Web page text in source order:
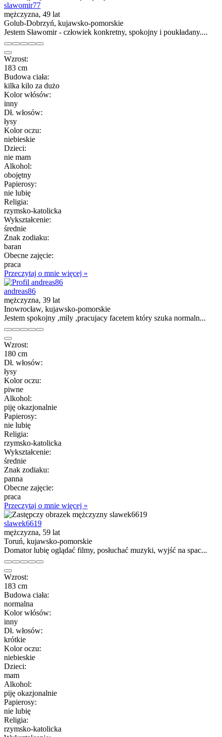
slawomir77
mężczyzna, 49 lat
Golub-Dobrzyń, kujawsko-pomorskie
Jestem Sławomir - człowiek konkretny, spokojny i poukładany....
Wzrost:
183 cm
Budowa ciała:
kilka kilo za dużo
Kolor włósów:
inny
Dł. włosów:
łysy
Kolor oczu:
niebieskie
Dzieci:
nie mam
Alkohol:
obojętny
Papierosy:
nie lubię
Religia:
rzymsko-katolicka
Wykształcenie:
średnie
Znak zodiaku:
baran
Obecne zajęcie:
praca
Przeczytaj o mnie więcej »
andreas86
mężczyzna, 39 lat
Inowrocław, kujawsko-pomorskie
Jestem spokojny ,mily ,pracujacy facetem który szuka normaln...
Wzrost:
180 cm
Dł. włosów:
łysy
Kolor oczu:
piwne
Alkohol:
piję okazjonalnie
Papierosy:
nie lubię
Religia:
rzymsko-katolicka
Wykształcenie:
średnie
Znak zodiaku:
panna
Obecne zajęcie:
praca
Przeczytaj o mnie więcej »
slawek6619
mężczyzna, 59 lat
Toruń, kujawsko-pomorskie
Domator lubię oglądać filmy, posłuchać muzyki, wyjść na spac...
Wzrost:
183 cm
Budowa ciała:
normalna
Kolor włósów:
inny
Dł. włosów:
krótkie
Kolor oczu:
niebieskie
Dzieci:
mam
Alkohol:
piję okazjonalnie
Papierosy:
nie lubię
Religia:
rzymsko-katolicka